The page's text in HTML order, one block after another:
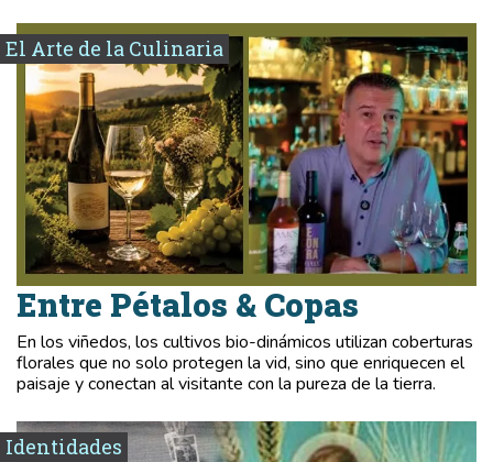
El Arte de la Culinaria
Entre Pétalos & Copas
En los viñedos, los cultivos bio-dinámicos utilizan coberturas
florales que no solo protegen la vid, sino que enriquecen el
paisaje y conectan al visitante con la pureza de la tierra.
Identidades